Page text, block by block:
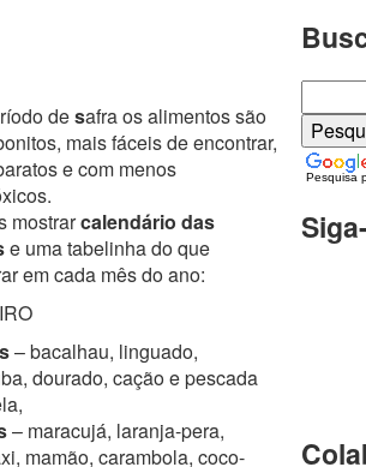
desafra os alimentos são
mais fáceis de encontrar,
e com menos
mostrarcalendário das
e uma tabelinha doque
em cada mês do ano:
– bacalhau, linguado,
dourado, cação e pescada
– maracujá, laranja-pera,
mamão, carambola, coco-
Pesquisa